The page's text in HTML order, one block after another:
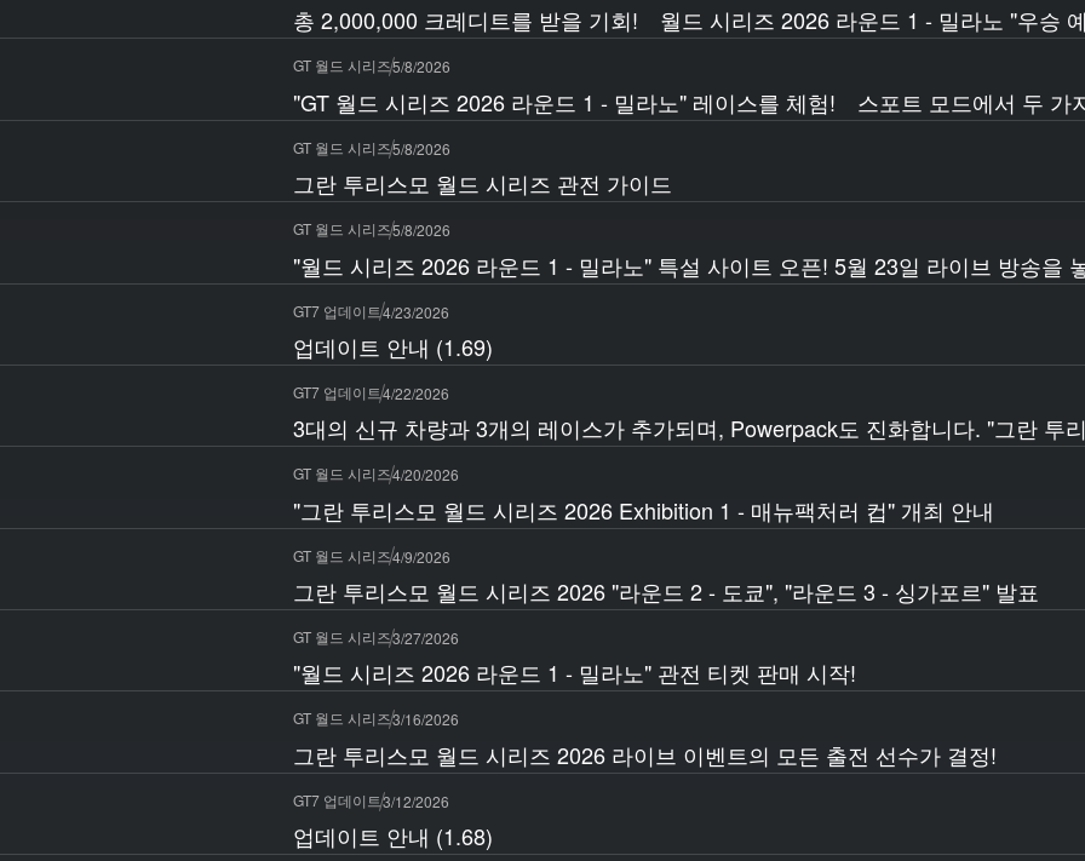
총 2,000,000 크레디트를 받을 기회! 월드 시리즈 2026 라운드 1 - 밀라노 "우승
GT 월드 시리즈5/8/2026
"GT 월드 시리즈 2026 라운드 1 - 밀라노" 레이스를 체험! 스포트 모드에서 두 가
GT 월드 시리즈5/8/2026
그란 투리스모 월드 시리즈 관전 가이드
GT 월드 시리즈5/8/2026
"월드 시리즈 2026 라운드 1 - 밀라노" 특설 사이트 오픈! 5월 23일 라이브 방송을
GT7 업데이트4/23/2026
업데이트 안내 (1.69)
GT7 업데이트4/22/2026
3대의 신규 차량과 3개의 레이스가 추가되며, Powerpack도 진화합니다. "그란 투
GT 월드 시리즈4/20/2026
"그란 투리스모 월드 시리즈 2026 Exhibition 1 - 매뉴팩처러 컵" 개최 안내
GT 월드 시리즈4/9/2026
그란 투리스모 월드 시리즈 2026 "라운드 2 - 도쿄", "라운드 3 - 싱가포르" 발표
GT 월드 시리즈3/27/2026
"월드 시리즈 2026 라운드 1 - 밀라노" 관전 티켓 판매 시작!
GT 월드 시리즈3/16/2026
그란 투리스모 월드 시리즈 2026 라이브 이벤트의 모든 출전 선수가 결정!
GT7 업데이트3/12/2026
업데이트 안내 (1.68)